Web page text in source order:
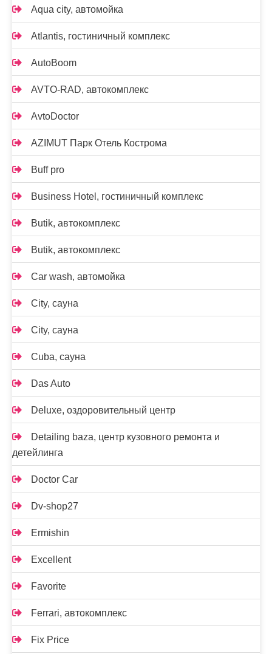
Aqua city, автомойка
Atlantis, гостиничный комплекс
AutoBoom
AVTO-RAD, автокомплекс
AvtoDoctor
AZIMUT Парк Отель Кострома
Buff pro
Business Hotel, гостиничный комплекс
Butik, автокомплекс
Butik, автокомплекс
Car wash, автомойка
City, сауна
City, сауна
Cuba, сауна
Das Auto
Deluxe, оздоровительный центр
Detailing baza, центр кузовного ремонта и
детейлинга
Doctor Car
Dv-shop27
Ermishin
Excellent
Favorite
Ferrari, автокомплекс
Fix Price